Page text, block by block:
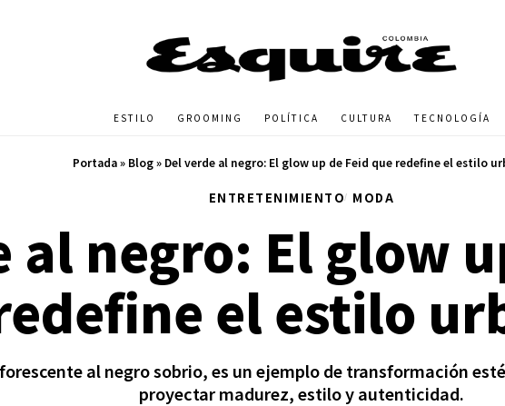
ESTILO GROOMING POLÍTICA CULTURA TECNOLOGÍA
Portada» Blog» Del verde al negro: El glow up de Feid que redefine el estilo
ENTRETENIMIENTO MODA
al negro: El glow
el estilo
al negro sobrio, es un ejemplo de transformación
proyectar madurez, estilo y autenticidad.